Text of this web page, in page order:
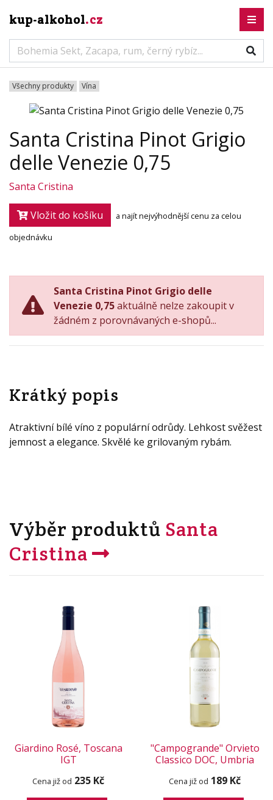
kup-alkohol.cz
Všechny produkty Vína
Santa Cristina Pinot Grigio
delle Venezie 0,75
Santa Cristina
Vložit do košíku
a najít nejvýhodnější cenu za celou
objednávku
Santa Cristina Pinot Grigio delle
Venezie 0,75aktuálně nelze zakoupit v
žádném z porovnávaných e-shopů...
Krátký popis
Atraktivní bílé víno z populární odrůdy. Lehkost svěžest
jemnost a elegance. Skvělé ke grilovaným rybám.
Výběr produktů Santa
Cristina
Giardino Rosé, Toscana
IGT
Cena již od 235 Kč
"Campogrande" Orvieto
Classico DOC, Umbria
Cena již od 189 Kč